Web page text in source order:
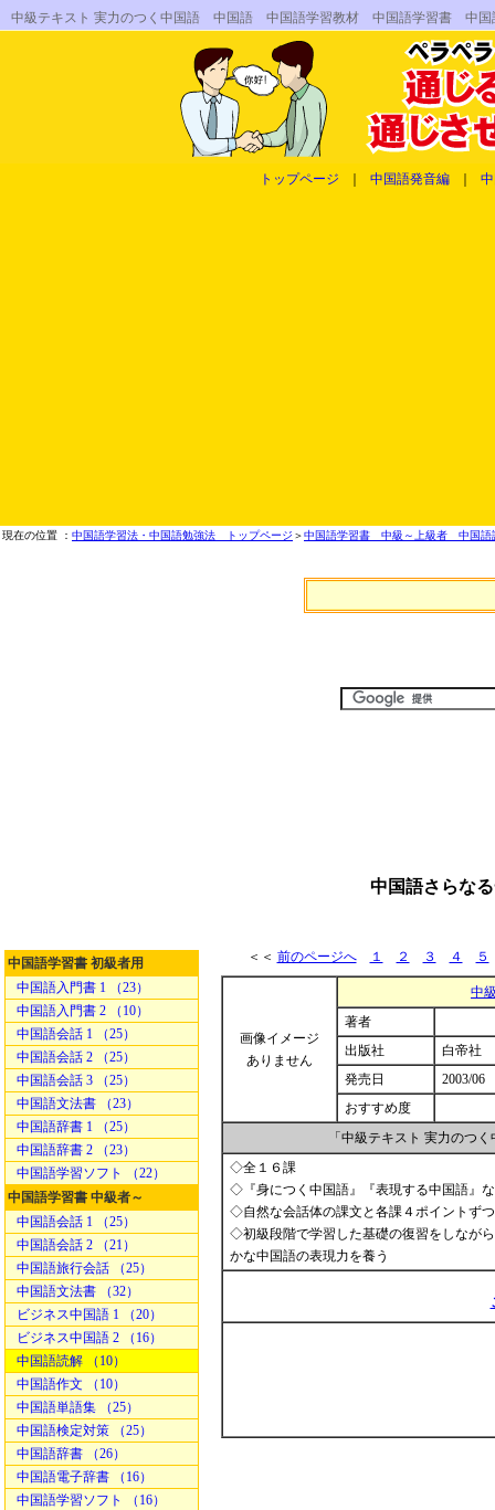
中級テキスト 実力のつく中国語 中国語 中国語学習教材 中国語学習書
トップページ 中国語発音編
現在の位置 ： 中国語学習法・中国語勉強法 トップページ ＞中国語学習書 中級～上級者 中国語
中国語さらな
中国語学習書 初級者用
中国語入門書 1 （23）
中国語入門書 2 （10）
中国語会話 1 （25）
中国語会話 2 （25）
中国語会話 3 （25）
中国語文法書 （23）
中国語辞書 1 （25）
中国語辞書 2 （23）
中国語学習ソフト （22）
中国語学習書 中級者～
中国語会話 1 （25）
中国語会話 2 （21）
中国語旅行会話 （25）
中国語文法書 （32）
ビジネス中国語 1 （20）
ビジネス中国語 2 （16）
中国語読解 （10）
中国語作文 （10）
中国語単語集 （25）
中国語検定対策 （25）
中国語辞書 （26）
中国語電子辞書 （16）
中国語学習ソフト （16）
＜＜ 前のページへ １ ２ ３ ４ ５
画像イメージ
ありません
中
著者
出版社
白帝社
発売日
2003/06
おすすめ度
「中級テキスト 実力のつ
◇全１６課
◇『身につく中国語』『表現する中国語』
◇自然な会話体の課文と各課４ポイントず
◇初級段階で学習した基礎の復習をしなが
かな中国語の表現力を養う